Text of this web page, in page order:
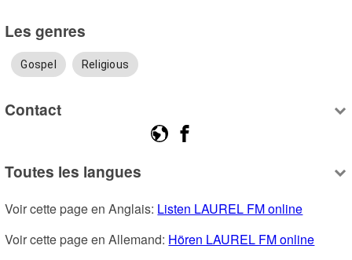
Les genres
Gospel Religious
Contact
Toutes les langues
Voir cette page en Anglais: Listen LAUREL FM online
Voir cette page en Allemand: Hören LAUREL FM online